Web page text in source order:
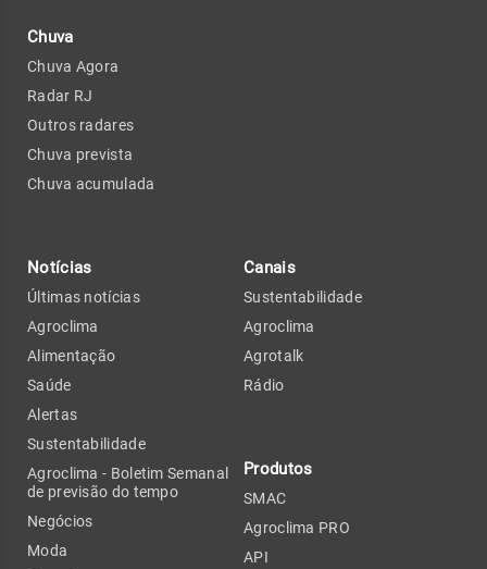
Chuva
Chuva Agora
Radar RJ
Outros radares
Chuva prevista
Chuva acumulada
Notícias
Últimas notícias
Agroclima
Alimentação
Saúde
Alertas
Sustentabilidade
Agroclima - Boletim Semanal
de previsão do tempo
Negócios
Moda
Canais
Sustentabilidade
Agroclima
Agrotalk
Rádio
Produtos
SMAC
Agroclima PRO
API